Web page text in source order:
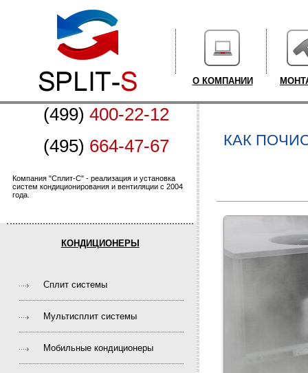
О КОМПАНИИ
(499) 400-22-12
(495) 664-47-67
Компания "Сплит-С" - реализация и установка
систем кондиционирования и вентиляции с 2004
года.
КОНДИЦИОНЕРЫ
Cплит системы
Мультисплит системы
Мобильные кондиционеры
КАК